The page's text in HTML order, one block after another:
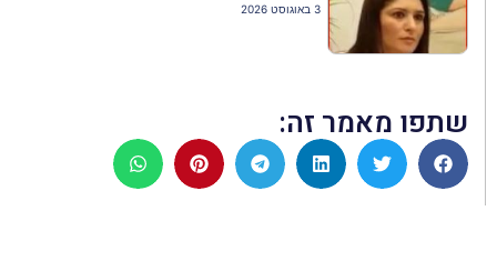
3 באוגוסט 2026
שתפו מאמר זה: